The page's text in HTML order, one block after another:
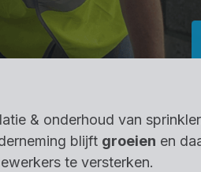
& onderhoud van
blijft groeien en
te versterken.